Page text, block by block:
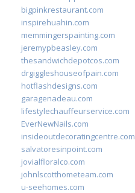
bigpinkrestaurant.com
inspirehuahin.com
memmingerspainting.com
jeremypbeasley.com
thesandwichdepotcos.com
drgiggleshouseofpain.com
hotflashdesigns.com
garagenadeau.com
lifestylechauffeurservice.com
EverNewNails.com
insideoutdecoratingcentre.com
salvatoresinpoint.com
jovialfloralco.com
johnlscotthometeam.com
u-seehomes.com